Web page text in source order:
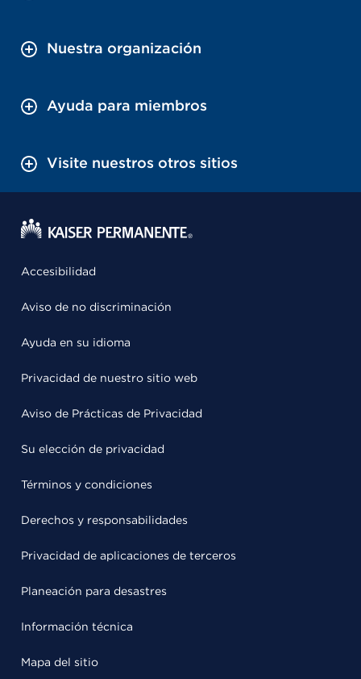
Nuestra organización
Ayuda para miembros
Visite nuestros otros sitios
Accesibilidad
Aviso de no discriminación
Ayuda en su idioma
Privacidad de nuestro sitio web
Aviso de Prácticas de Privacidad
Su elección de privacidad
Términos y condiciones
Derechos y responsabilidades
Privacidad de aplicaciones de terceros
Planeación para desastres
Información técnica
Mapa del sitio